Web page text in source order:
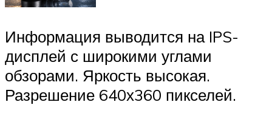
Информация выводится на IPS-
дисплей с широкими углами
обзорами. Яркость высокая.
Разрешение 640х360 пикселей.